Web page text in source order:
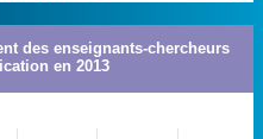
des enseignants-chercheurs
en 2013